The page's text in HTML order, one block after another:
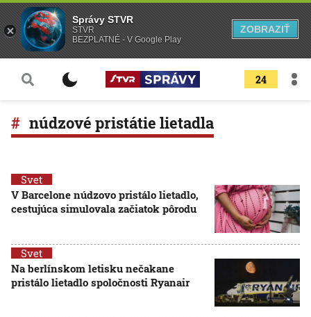
24
núdzové pristátie lietadla
Svet
V Barcelone núdzovo pristálo lietadlo,
cestujúca simulovala začiatok pôrodu
Svet
Na berlínskom letisku nečakane
pristálo lietadlo spoločnosti Ryanair
Správy STVR
STVR
BEZPLATNÉ - V Google Play
ZOBRAZIŤ